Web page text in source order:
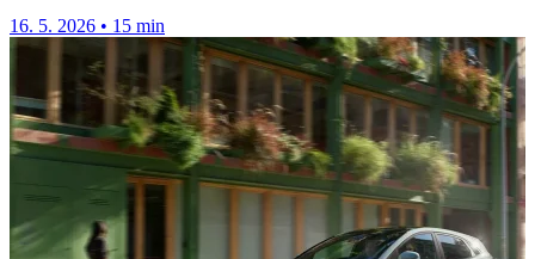
16. 5. 2026 • 15 min